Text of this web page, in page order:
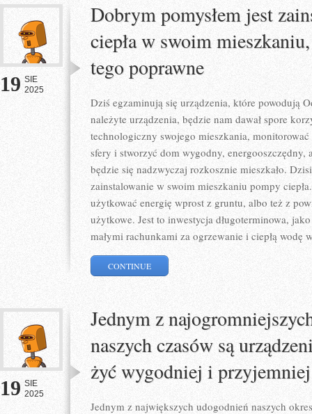
19 SIE
2025
Dobrym pomysłem jest
ciepła w swoim
tego poprawne
Dziś egzaminują się urządzenia, które powodują
należyte urządzenia, będzie nam dawał spore
technologiczny swojego mieszkania,
sfery i stworzyć dom wygodny,
będzie się nadzwyczaj rozkosznie mieszkało.
zainstalowanie w swoim mieszkaniu pompy
użytkować energię wprost z gruntu, albo też z
użytkowe. Jest to inwestycja długoterminowa,
małymi rachunkami za ogrzewanie i ciepłą wodę
CONTINUE
19 SIE
2025
Jednym z
naszych czasów są
żyć wygodniej i przyjemniej
Jednym z największych udogodnień naszych